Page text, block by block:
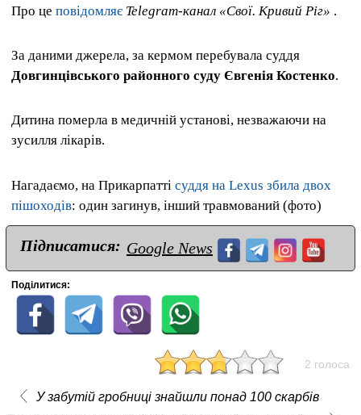
Про це повідомляє Telegram-канал «Свої. Кривий Ріг» .
За даними джерела, за кермом перебувала суддя
Довгинцівського районного суду Євгенія Костенко.
Дитина померла в медичній установі, незважаючи на
зусилля лікарів.
Нагадаємо, на Прикарпатті суддя на Lexus збила двох
пішоходів: один загинув, інший травмований (фото)
Підписатися: Google News
Поділитися:
2 голоса
У забутій гробниці знайшли понад 100 скарбів